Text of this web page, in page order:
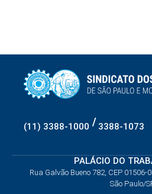
(11) 3388-1000 / 3388-1073
PALÁCIO DO
Rua Galvão Bueno 782, CEP
São Paulo/